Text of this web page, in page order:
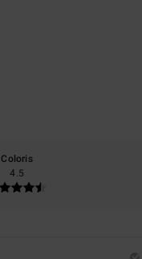
Coloris
4.5